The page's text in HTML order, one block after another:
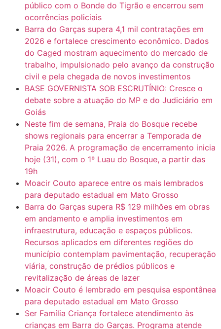
público com o Bonde do Tigrão e encerrou sem
ocorrências policiais
Barra do Garças supera 4,1 mil contratações em
2026 e fortalece crescimento econômico. Dados
do Caged mostram aquecimento do mercado de
trabalho, impulsionado pelo avanço da construção
civil e pela chegada de novos investimentos
BASE GOVERNISTA SOB ESCRUTÍNIO: Cresce o
debate sobre a atuação do MP e do Judiciário em
Goiás
Neste fim de semana, Praia do Bosque recebe
shows regionais para encerrar a Temporada de
Praia 2026. A programação de encerramento inicia
hoje (31), com o 1º Luau do Bosque, a partir das
19h
Moacir Couto aparece entre os mais lembrados
para deputado estadual em Mato Grosso
Barra do Garças supera R$ 129 milhões em obras
em andamento e amplia investimentos em
infraestrutura, educação e espaços públicos.
Recursos aplicados em diferentes regiões do
município contemplam pavimentação, recuperação
viária, construção de prédios públicos e
revitalização de áreas de lazer
Moacir Couto é lembrado em pesquisa espontânea
para deputado estadual em Mato Grosso
Ser Família Criança fortalece atendimento às
crianças em Barra do Garças. Programa atende